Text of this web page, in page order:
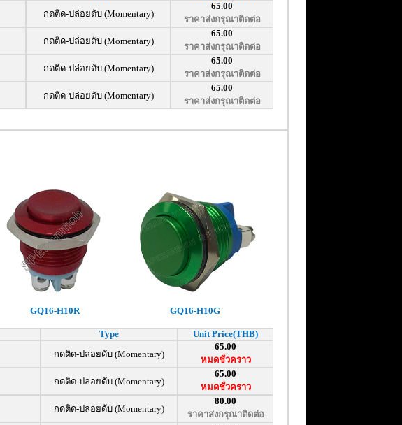
กดติด-ปล่อยดับ (Momentary)
65.00
ราคาส่งกรุณาติดต่อ
กดติด-ปล่อยดับ (Momentary)
65.00
ราคาส่งกรุณาติดต่อ
กดติด-ปล่อยดับ (Momentary)
65.00
ราคาส่งกรุณาติดต่อ
กดติด-ปล่อยดับ (Momentary)
65.00
ราคาส่งกรุณาติดต่อ
GQ16-H10R GQ16-H10G
Type
Unit Price(THB)
กดติด-ปล่อยดับ (Momentary)
65.00
หมดชั่วคราว
กดติด-ปล่อยดับ (Momentary)
65.00
หมดชั่วคราว
กดติด-ปล่อยดับ (Momentary)
80.00
ราคาส่งกรุณาติดต่อ